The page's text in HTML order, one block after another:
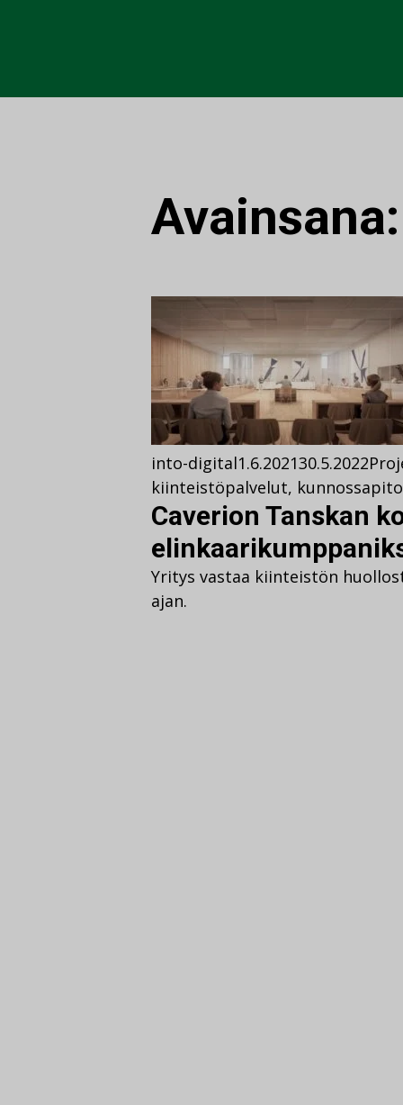
into-digital1.6.202130.5.2022
kiinteistöpalvelut, kunnossapito
Caverion Tanskan
Yritys vastaa kiinteistön
ajan.